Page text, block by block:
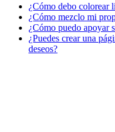
Verano y vacaciones
Libros para colorear para niños
Nezaradené
¿Cómo debo colorear
¿Cómo mezclo mi
¿Cómo puedo apoyar
¿Puedes crear una
deseos?